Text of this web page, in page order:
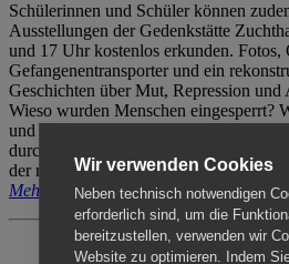
Schülerinnen und Schüler können
Ausstellungen der Gedenkstätte
und 17 Uhr kostenlos erkunden.
Gefangenentransporter und ein
Geschichten über Mut, Repression
Wieso wurden Menschen eingesperrt?
und nach der Haft? Der Besuch erfolgt
durch das Menschenrechtszentrum
der reguläre Eintritt (8€ / ermäßigt 5€).
Mehr erfahren
Wir verwenden Cookies
Neben technisch notwendigen
erforderlich sind, um die
bereitzustellen, verwenden wir
Website zu optimieren. Indem